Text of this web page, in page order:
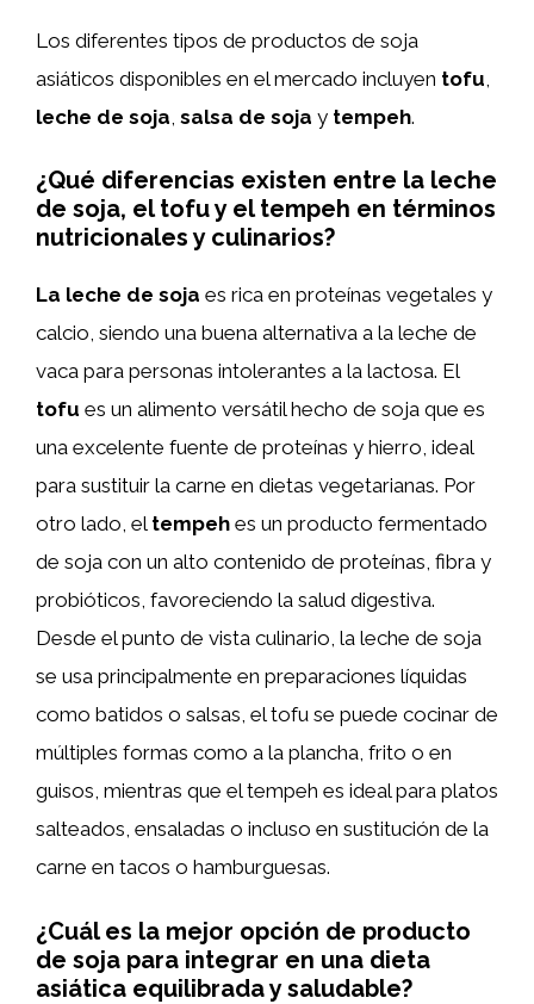
Los diferentes tipos de productos de soja
asiáticos disponibles en el mercado incluyen tofu
leche de soja salsa de soja y tempeh.
¿Qué diferencias existen entre la leche
de soja, el tofu y el tempeh en términos
nutricionales y culinarios?
La leche de soja es rica en proteínas vegetales y
calcio, siendo una buena alternativa a la leche de
vaca para personas intolerantes a la lactosa. El
tofu es un alimento versátil hecho de soja que es
una excelente fuente de proteínas y hierro, ideal
para sustituir la carne en dietas vegetarianas. Por
otro lado, el tempeh es un producto fermentado
de soja con un alto contenido de proteínas, fibra y
probióticos, favoreciendo la salud digestiva.
Desde el punto de vista culinario, la leche de soja
se usa principalmente en preparaciones líquidas
como batidos o salsas, el tofu se puede cocinar de
múltiples formas como a la plancha, frito o en
guisos, mientras que el tempeh es ideal para platos
salteados, ensaladas o incluso en sustitución de la
carne en tacos o hamburguesas.
¿Cuál es la mejor opción de producto
de soja para integrar en una dieta
asiática equilibrada y saludable?